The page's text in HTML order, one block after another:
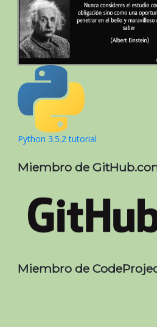
Python 3.5.2 tutorial
Miembro de
Miembro de